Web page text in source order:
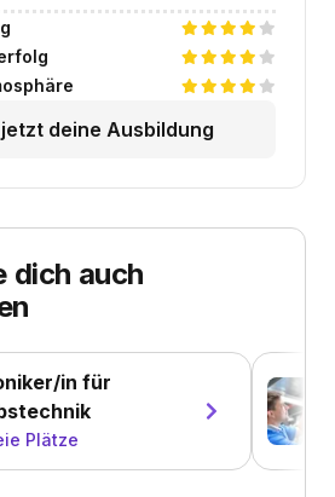
deine Ausbildung
dich auch
in für
Plätze